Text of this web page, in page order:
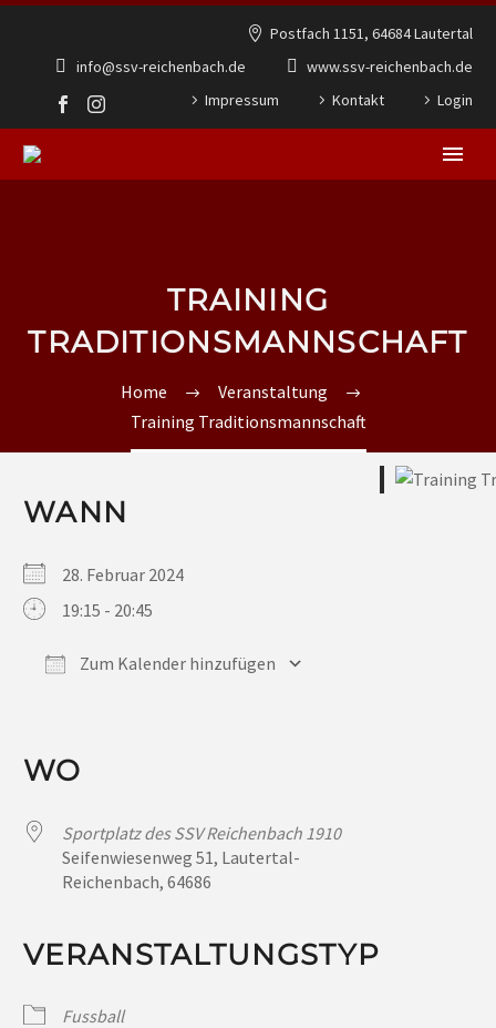
Postfach 1151, 64684 Lautertal
info@ssv-reichenbach.de
www.ssv-reichenbach.de
Impressum
Kontakt Login
TRAINING
TRADITIONSMANNSCHAFT
Home
Veranstaltung
Training Traditionsmannschaft
WANN
28. Februar 2024
19:15 - 20:45
Zum Kalender hinzufügen
WO
Sportplatz des SSV Reichenbach 1910
Seifenwiesenweg 51, Lautertal-
Reichenbach, 64686
VERANSTALTUNGSTYP
Fussball